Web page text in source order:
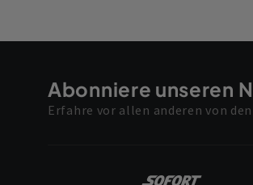
Abonniere unseren
Erfahre vor allen anderen von